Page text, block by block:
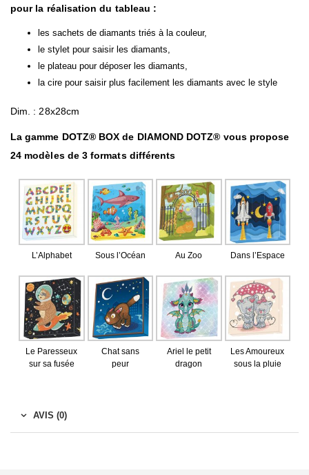
pour la réalisation du tableau :
les sachets de diamants triés à la couleur,
le stylet pour saisir les diamants,
le plateau pour déposer les diamants,
la cire pour saisir plus facilement les diamants avec le style
Dim. : 28x28cm
La gamme DOTZ® BOX de DIAMOND DOTZ® vous propose
24 modèles de 3 formats différents
L’Alphabet Sous l’Océan Au Zoo Dans l’Espace
Le Paresseux
sur sa fusée
Chat sans
peur
Ariel le petit
dragon
Les Amoureux
sous la pluie
AVIS (0)